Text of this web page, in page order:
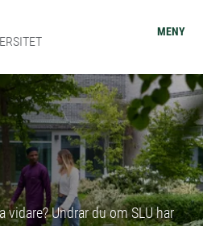
MENY
vidare? Undrar du om SLU har